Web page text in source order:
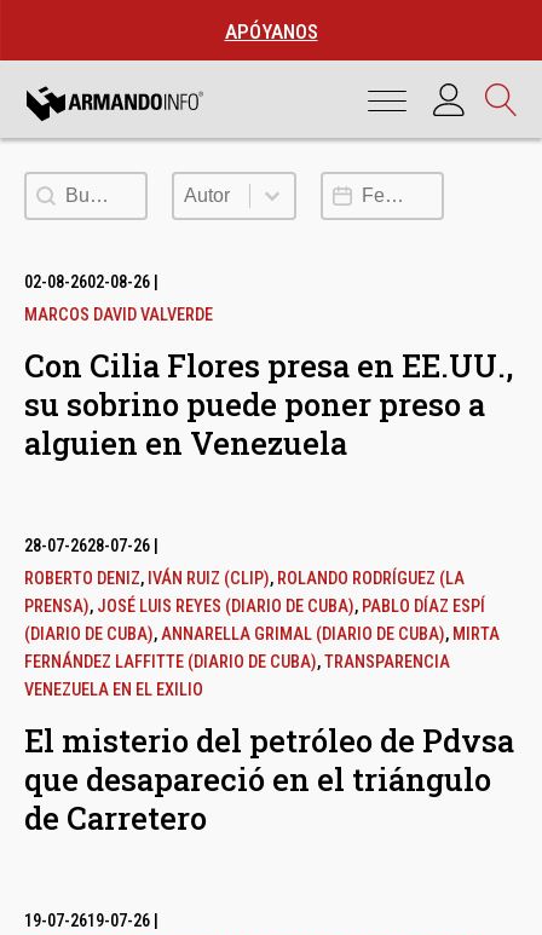
APÓYANOS
Buscar Autor
Autor Fecha de publicación
02-08-2602-08-26
MARCOS DAVID VALVERDE
Con Cilia Flores presa en EE.UU.,
su sobrino puede poner preso a
alguien en Venezuela
28-07-2628-07-26
ROBERTO DENIZ, IVÁN RUIZ (CLIP), ROLANDO RODRÍGUEZ (LA
PRENSA), JOSÉ LUIS REYES (DIARIO DE CUBA), PABLO DÍAZ ESPÍ
(DIARIO DE CUBA),ANNARELLA GRIMAL (DIARIO DE CUBA), MIRTA
FERNÁNDEZ LAFFITTE (DIARIO DE CUBA),TRANSPARENCIA
VENEZUELA EN EL EXILIO
El misterio del petróleo de Pdvsa
que desapareció en el triángulo
de Carretero
19-07-2619-07-26